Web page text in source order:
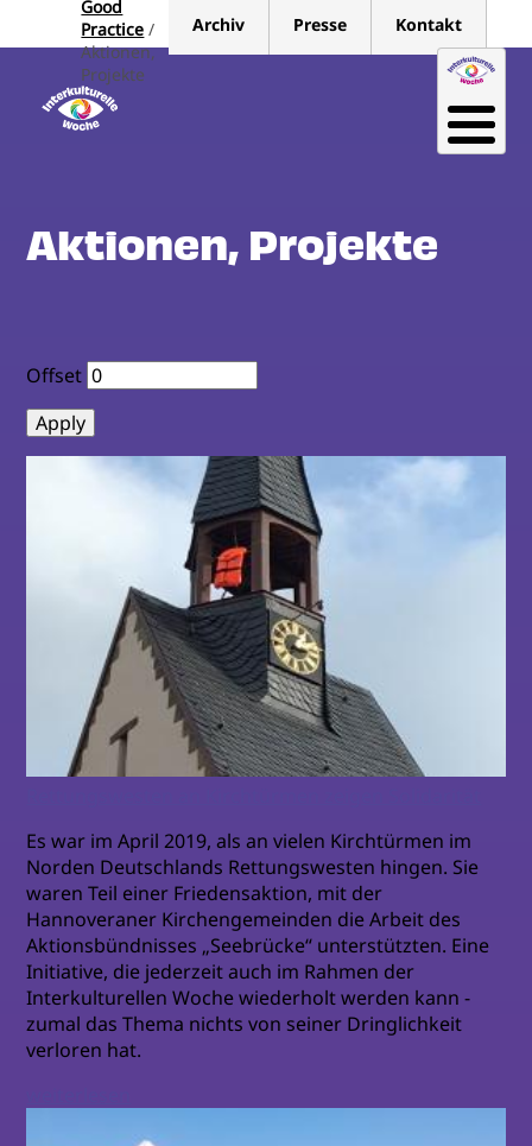
Good
Practice
Aktionen,
Projekte
Archiv Presse Kontakt
Aktionen, Projekte
Offset
Es war im April 2019, als an vielen Kirchtürmen im
Norden Deutschlands Rettungswesten hingen. Sie
waren Teil einer Friedensaktion, mit der
Hannoveraner Kirchengemeinden die Arbeit des
Aktionsbündnisses „Seebrücke“ unterstützten. Eine
Initiative, die jederzeit auch im Rahmen der
Interkulturellen Woche wiederholt werden kann -
zumal das Thema nichts von seiner Dringlichkeit
verloren hat.